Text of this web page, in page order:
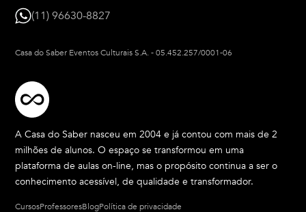
(11) 96630-8827
Casa do Saber Eventos Culturais S.A.- 05.452.257/0001-06
A Casa do Saber nasceu em 2004 e já contou com mais de 2
milhões de alunos. O espaço se transformou em uma
plataforma de aulas on-line, mas o propósito continua a ser o
conhecimento acessível, de qualidade e transformador.
CursosProfessoresBlogPolítica de privacidade